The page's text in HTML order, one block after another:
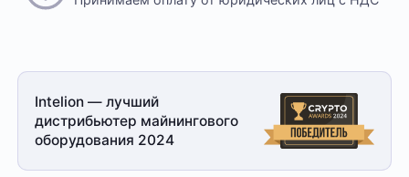
Intelion — лучший
дистрибьютер майнингового
оборудования 2024